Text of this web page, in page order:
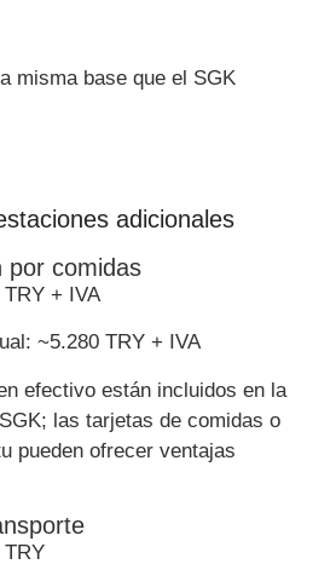
misma base que el SGK
adicionales
por comidas
+ IVA
~5.280 TRY + IVA
efectivo están incluidos en la
las tarjetas de comidas o
pueden ofrecer ventajas
TRY